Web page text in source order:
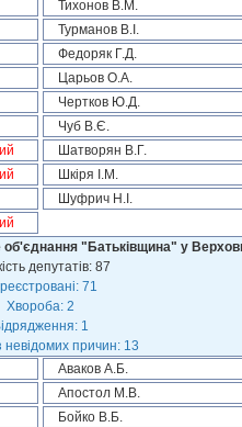
Тихонов В.М.
Турманов В.І.
Федоряк Г.Д.
Царьов О.А.
Чертков Ю.Д.
Чуб В.Є.
Шатворян В.Г.
Шкіря І.М.
Шуфрич Н.І.
об'єднання "Батьківщина" у
депутатів: 87
71
Хвороба: 2
1
невідомих причин: 13
Аваков А.Б.
Апостол М.В.
Бойко В.Б.